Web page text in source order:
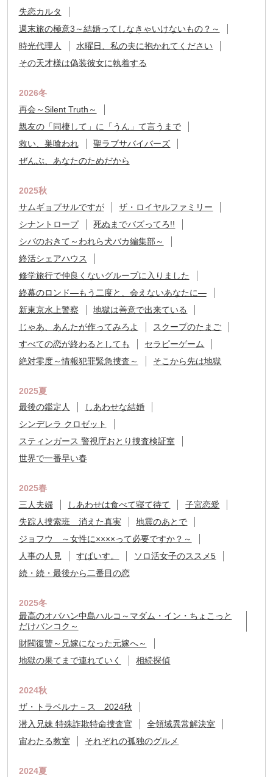
失恋カルタ
週末旅の極意3～結婚ってしなきゃいけないもの？～
時光代理人
水曜日、私の夫に抱かれてください
その天才様は偽装彼女に執着する
2026冬
再会～Silent Truth～
親友の「同棲して」に「うん」て言うまで
救い、巣喰われ
聖ラブサバイバーズ
ぜんぶ、あなたのためだから
2025秋
サムギョプサルですが
ザ・ロイヤルファミリー
シナントロープ
死ぬまでバズってろ!!
シバのおきて～われら犬バカ編集部～
終活シェアハウス
修学旅行で仲良くないグループに入りました
終幕のロンド―もう二度と、会えないあなたに―
新東京水上警察
地獄は善意で出来ている
じゃあ、あんたが作ってみろよ
スクープのたまご
すべての恋が終わるとしても
セラピーゲーム
絶対零度～情報犯罪緊急捜査～
そこから先は地獄
2025夏
最後の鑑定人
しあわせな結婚
シンデレラ クロゼット
スティンガース 警視庁おとり捜査検証室
世界で一番早い春
2025春
三人夫婦
しあわせは食べて寝て待て
子宮恋愛
失踪人捜索班 消えた真実
地震のあとで
ジョフウ ～女性に××××って必要ですか？～
人事の人見
すぱいす。
ソロ活女子のススメ5
続・続・最後から二番目の恋
2025冬
最高のオバハン中島ハルコ～マダム・イン・ちょこっと
だけバンコク～
財閥復讐～兄嫁になった元嫁へ～
地獄の果てまで連れていく
相続探偵
2024秋
ザ・トラベルナ－ス 2024秋
潜入兄妹 特殊詐欺特命捜査官
全領域異常解決室
宙わたる教室
それぞれの孤独のグルメ
2024夏